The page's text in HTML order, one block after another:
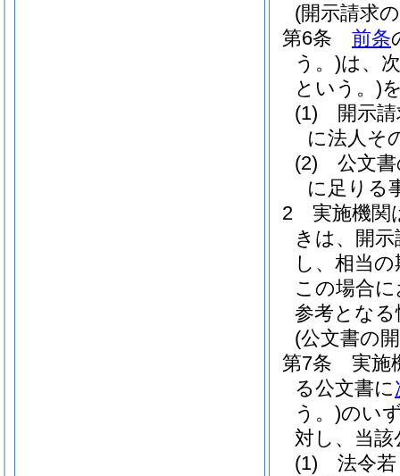
(開示請求
第6条
前条
う。)は、
という。)
(1)
開示
に法人そ
(2)
公文
に足りる
2
実施機関
きは、開
し、相当
この場合
参考とな
(公文書の
第7条
実施
る公文書に
う。)のい
対し、当
(1)
法令